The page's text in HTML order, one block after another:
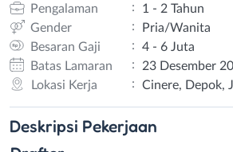
Pengalaman
:
1 - 2 Tahun
Gender
:
Pria/Wanita
Besaran Gaji
:
4 - 6 Juta
Batas Lamaran
:
23 Desember
Lokasi Kerja
: Cinere, Depok,
Deskripsi Pekerjaan